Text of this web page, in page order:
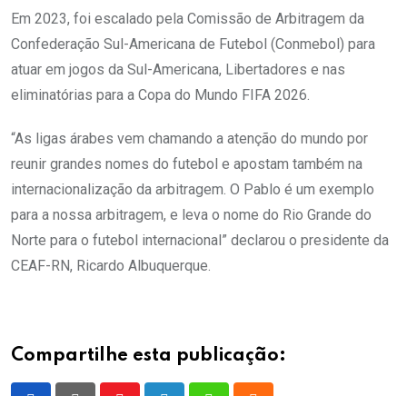
Em 2023, foi escalado pela Comissão de Arbitragem da
Confederação Sul-Americana de Futebol (Conmebol) para
atuar em jogos da Sul-Americana, Libertadores e nas
eliminatórias para a Copa do Mundo FIFA 2026.
“As ligas árabes vem chamando a atenção do mundo por
reunir grandes nomes do futebol e apostam também na
internacionalização da arbitragem. O Pablo é um exemplo
para a nossa arbitragem, e leva o nome do Rio Grande do
Norte para o futebol internacional” declarou o presidente da
CEAF-RN, Ricardo Albuquerque.
Compartilhe esta publicação: